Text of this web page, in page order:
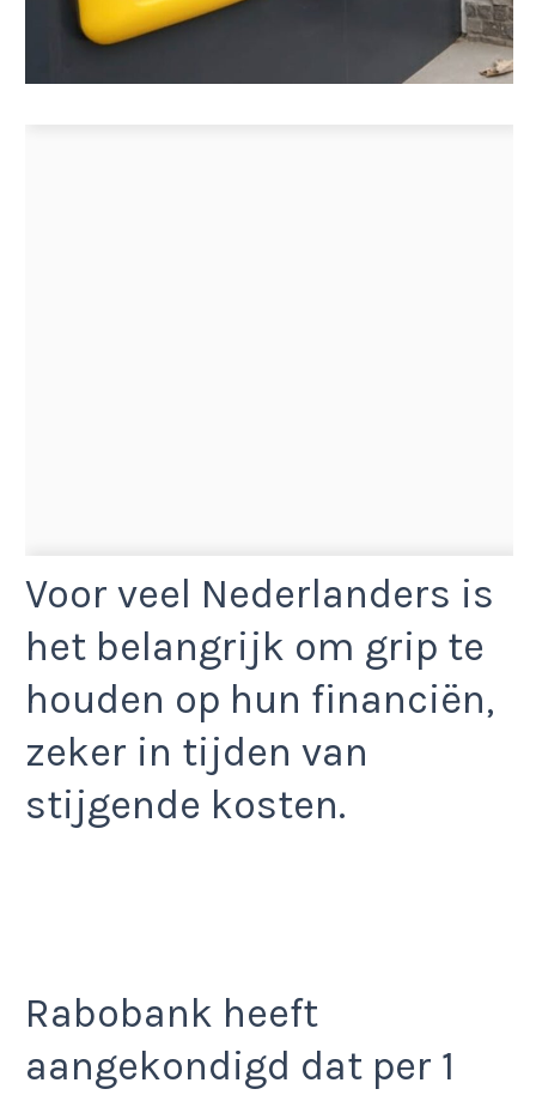
Voor veel Nederlanders is
het belangrijk om grip te
houden op hun financiën,
zeker in tijden van
stijgende kosten.
Rabobank heeft
aangekondigd dat per 1